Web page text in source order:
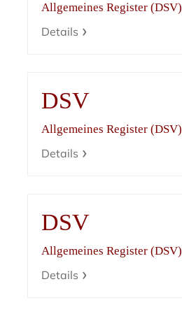
Allgemeines Register (DSV)
Details
DSV
Allgemeines Register (DSV)
Details
DSV
Allgemeines Register (DSV)
Details